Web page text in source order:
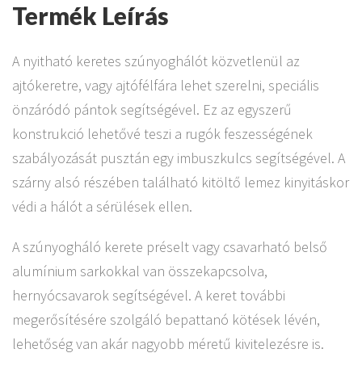
Termék Leírás
A nyitható keretes szúnyoghálót közvetlenül az
ajtókeretre, vagy ajtófélfára lehet szerelni, speciális
önzáródó pántok segítségével. Ez az egyszerű
konstrukció lehetővé teszi a rugók feszességének
szabályozását pusztán egy imbuszkulcs segítségével. A
szárny alsó részében található kitöltő lemez kinyitáskor
védi a hálót a sérülések ellen.
A szúnyogháló kerete préselt vagy csavarható belső
alumínium sarkokkal van összekapcsolva,
hernyócsavarok segítségével. A keret további
megerősítésére szolgáló bepattanó kötések lévén,
lehetőség van akár nagyobb méretű kivitelezésre is.